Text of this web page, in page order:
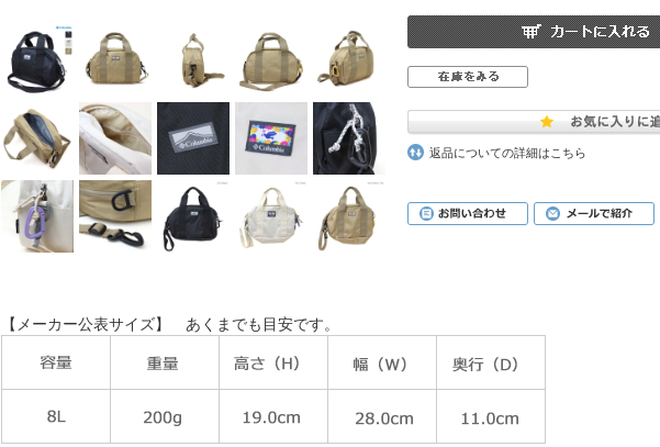
返品についての詳細はこちら
【メーカー公表サイズ】 あくまでも目安です。